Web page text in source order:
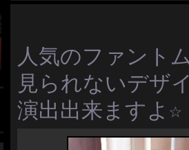
人気のファント
見られないデザ
演出出来ますよ☆